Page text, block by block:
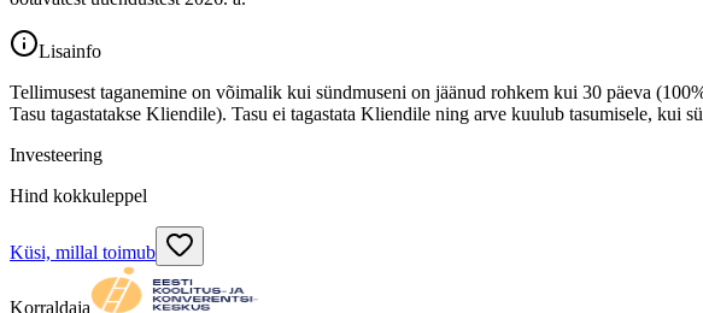
Lisainfo
Tellimusest taganemine on võimalik kui sündmuseni on jäänud rohkem kui 30 päeva
Tasu tagastatakse Kliendile). Tasu ei tagastata Kliendile ning arve kuulub tasumisele, kui
Investeering
Hind kokkuleppel
Küsi, millal toimub
Korraldaja